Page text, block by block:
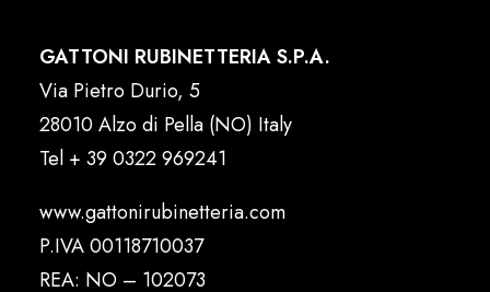
GATTONI RUBINETTERIA S.P.A.
Via Pietro Durio, 5
28010 Alzo di Pella (NO) Italy
Tel + 39 0322 969241
www.gattonirubinetteria.com
P.IVA 00118710037
REA: NO – 102073